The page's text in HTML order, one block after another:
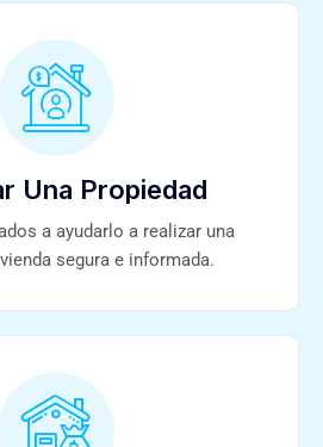
Una Propiedad
a ayudarlo a realizar una
segura e informada.